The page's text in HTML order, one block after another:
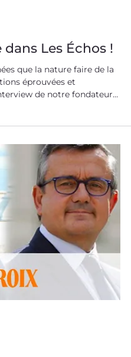
pourquoi il revêt une
la France et pour l'Europe,
et scientifique. En confcall
pu lui présenter les actions
du biomimétisme.
nos nombreux retours
ind
Les Échos !
que la nature faire de la
éprouvées et
de notre fondateur